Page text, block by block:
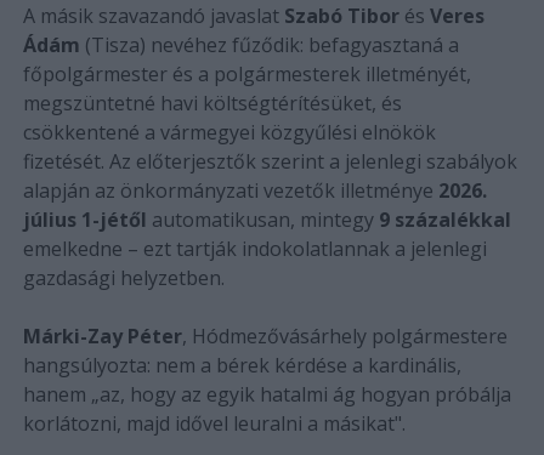
A másik szavazandó javaslat Szabó Tiborés Veres
Ádám (Tisza) nevéhez fűződik: befagyasztaná a
főpolgármester és a polgármesterek illetményét,
megszüntetné havi költségtérítésüket, és
csökkentené a vármegyei közgyűlési elnökök
fizetését. Az előterjesztők szerint a jelenlegi szabályok
alapján az önkormányzati vezetők illetménye 2026.
július 1-jétől automatikusan, mintegy 9 százalékkal
emelkedne – ezt tartják indokolatlannak a jelenlegi
gazdasági helyzetben.
Márki-Zay Péter, Hódmezővásárhely polgármestere
hangsúlyozta: nem a bérek kérdése a kardinális,
hanem „az, hogy az egyik hatalmi ág hogyan próbálja
korlátozni, majd idővel leuralni a másikat".